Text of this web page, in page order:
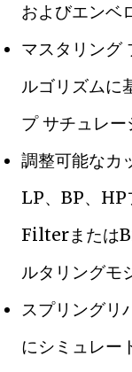
およびエンベ
マスタリング
ルゴリズムに
プ サチュレ
調整可能なカ
LP、BP、
Filterまたは
ルタリングモ
スプリングリ
にシミュレー